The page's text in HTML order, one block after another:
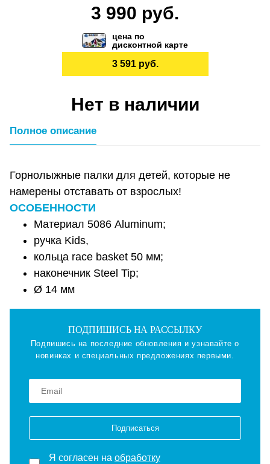
3 990 руб.
цена по
дисконтной карте
3 591 руб.
Нет в наличии
Полное описание
Горнолыжные палки для детей, которые не
намерены отставать от взрослых!
ОСОБЕННОСТИ
Материал 5086 Aluminum;
ручка Kids,
кольца race basket 50 мм;
наконечник Steel Tip;
Ø 14 мм
ПОДПИШИСЬ НА РАССЫЛКУ
Подпишись на последние обновления и узнавайте о
новинках и специальных предложениях первыми.
Подписаться
Я согласен на обработку